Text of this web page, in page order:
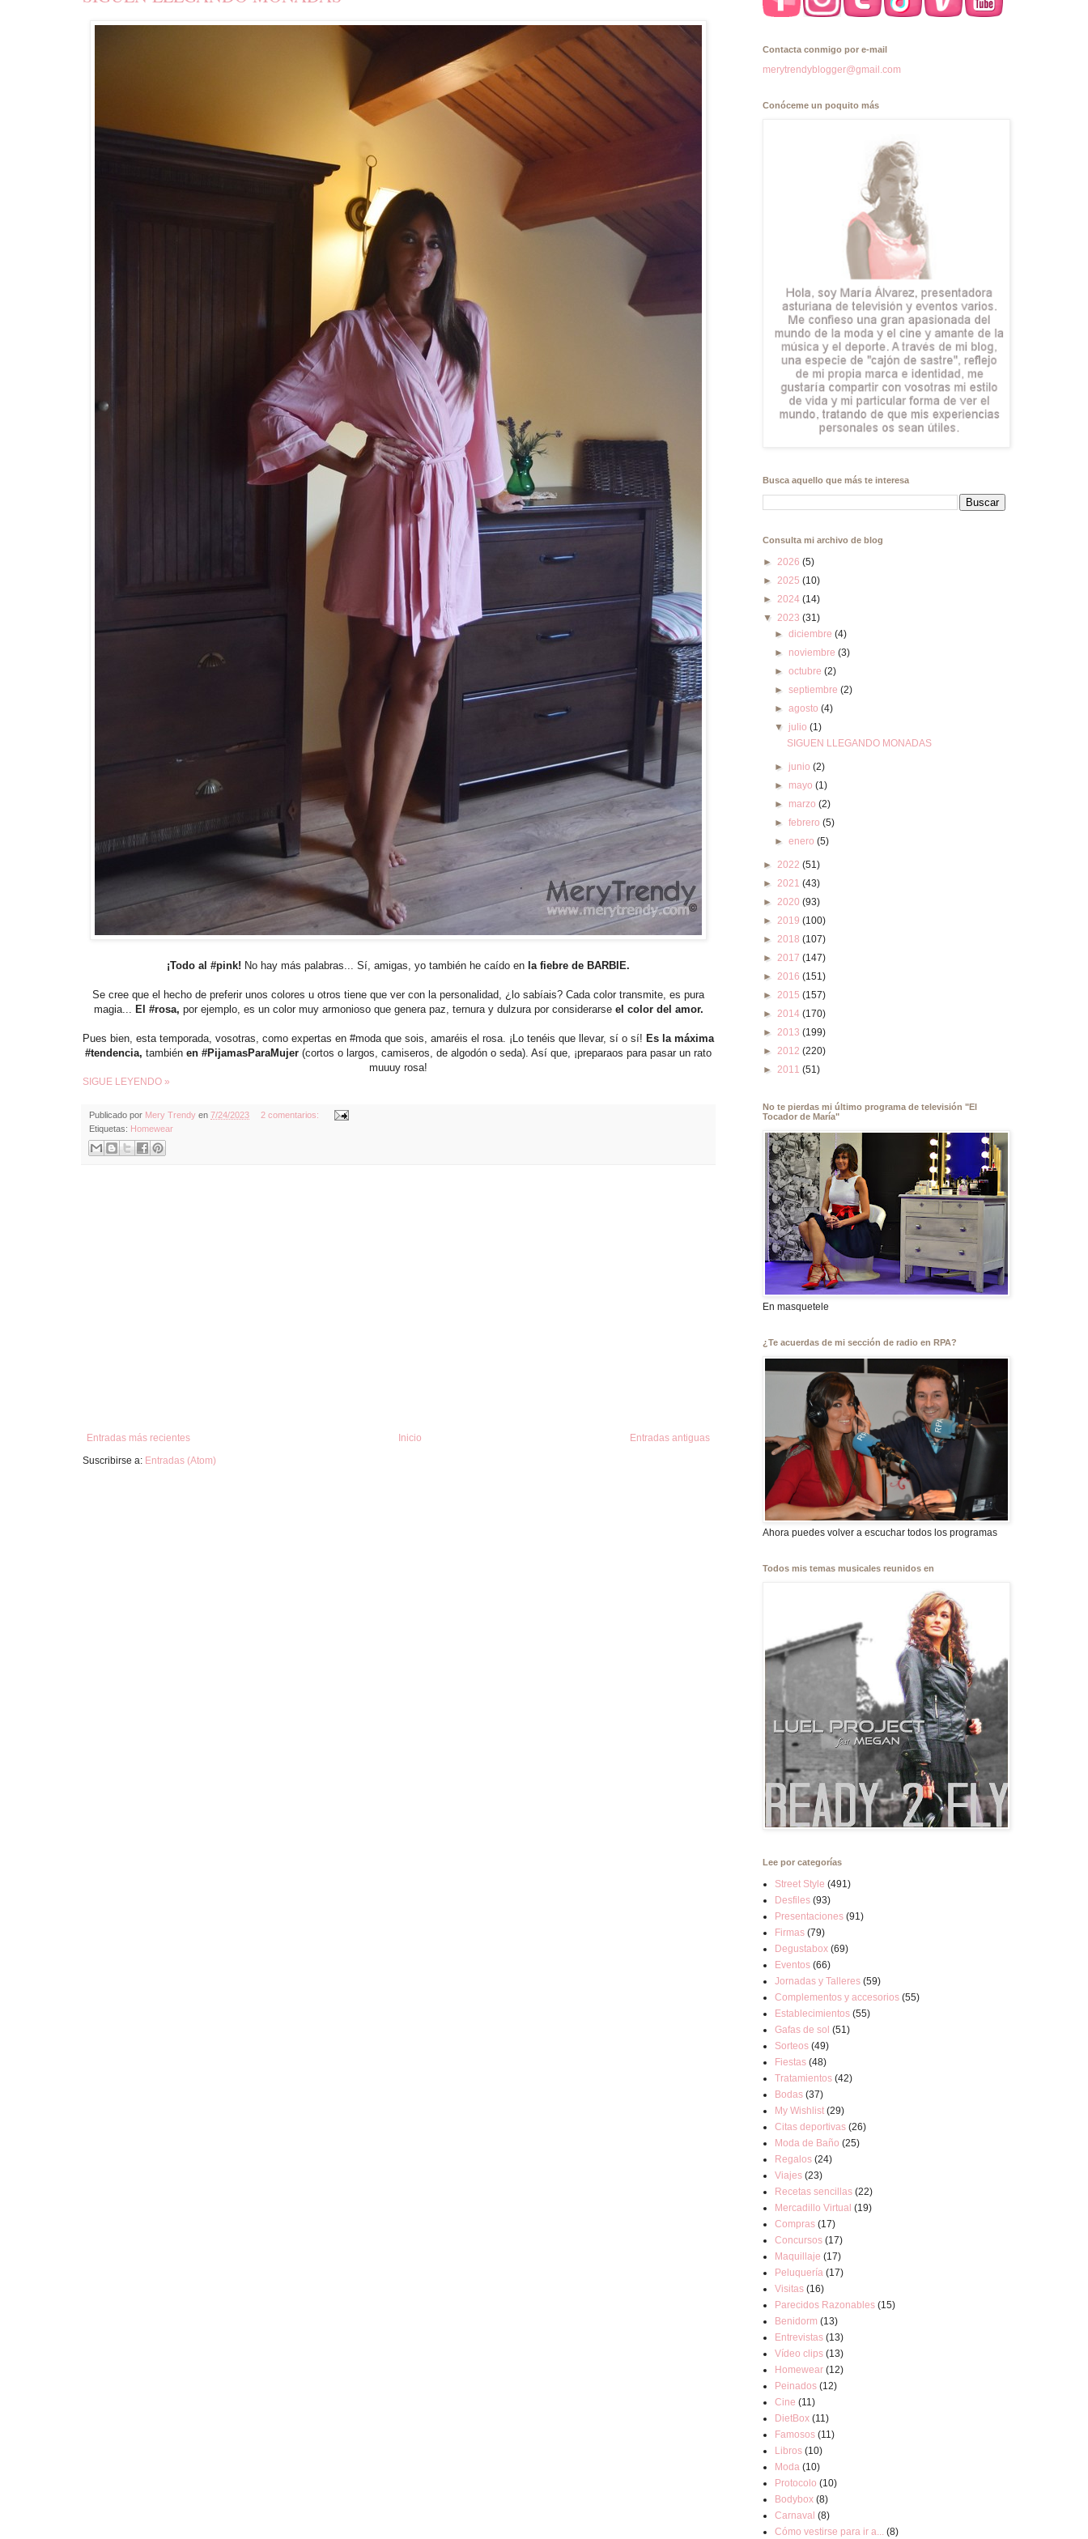
¡Todo al #pink! No hay más palabras... Sí, amigas, yo también he caído en la fiebre de BARBIE.
Se cree que el hecho de preferir unos colores u otros tiene que ver con la personalidad, ¿lo sabíais? Cada color transmite, es pura
magia... El #rosa, por ejemplo, es un color muy armonioso que genera paz, ternura y dulzura por considerarse el color del amor.
Pues bien, esta temporada, vosotras, como expertas en #moda que sois, amaréis el rosa. ¡Lo tenéis que llevar, sí o sí! Es la máxima
#tendencia, también en #PijamasParaMujer (cortos o largos, camiseros, de algodón o seda). Así que, ¡preparaos para pasar un rato
muuuy rosa!
SIGUE LEYENDO »
Publicado por Mery Trendy en 7/24/2023
2 comentarios:
Etiquetas: Homewear
Entradas más recientes Entradas antiguas
Inicio
Suscribirse a: Entradas (Atom)
Contacta conmigo por e-mail
merytrendyblogger@gmail.com
Conóceme un poquito más
Busca aquello que más te interesa
Consulta mi archivo de blog
► 2026 (5)
► 2025 (10)
► 2024 (14)
▼ 2023 (31)
►diciembre(4)
► noviembre(3)
►octubre(2)
►septiembre(2)
►agosto(4)
▼ julio(1)
SIGUEN LLEGANDO MONADAS
► junio(2)
► mayo(1)
► marzo(2)
►febrero(5)
►enero(5)
► 2022 (51)
► 2021 (43)
► 2020 (93)
► 2019 (100)
► 2018 (107)
► 2017 (147)
► 2016 (151)
► 2015 (157)
► 2014 (170)
► 2013 (199)
► 2012 (220)
► 2011 (51)
No te pierdas mi último programa de televisión "El
Tocador de María"
En masquetele
¿Te acuerdas de mi sección de radio en RPA?
Ahora puedes volver a escuchar todos los programas
Todos mis temas musicales reunidos en
Lee por categorías
Street Style (491)
Desfiles (93)
Presentaciones (91)
Firmas (79)
Degustabox (69)
Eventos (66)
Jornadas y Talleres (59)
Complementos y accesorios (55)
Establecimientos (55)
Gafas de sol (51)
Sorteos (49)
Fiestas (48)
Tratamientos (42)
Bodas (37)
My Wishlist (29)
Citas deportivas (26)
Moda de Baño (25)
Regalos (24)
Viajes (23)
Recetas sencillas (22)
Mercadillo Virtual (19)
Compras (17)
Concursos (17)
Maquillaje (17)
Peluquería (17)
Visitas (16)
Parecidos Razonables (15)
Benidorm (13)
Entrevistas (13)
Vídeo clips (13)
Homewear (12)
Peinados (12)
Cine (11)
DietBox (11)
Famosos (11)
Libros (10)
Moda (10)
Protocolo (10)
Bodybox (8)
Carnaval (8)
Cómo vestirse para ir a... (8)